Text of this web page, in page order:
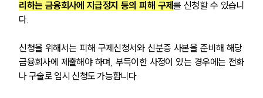
리하는 금융회사에 지급정지 등의 피해 구제를 신청할 수 있습니
다.
신청을 위해서는 피해 구제신청서와 신분증 사본을 준비해 해당
금융회사에 제출해야 하며, 부득이한 사정이 있는 경우에는 전화
나 구술로 임시 신청도 가능합니다.